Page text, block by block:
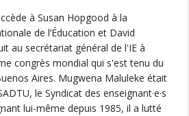
à Susan Hopgood à la
de l’Éducation et David
au secrétariat général de l'IE à
congrès mondial qui s'est tenu du
Aires. Mugwena Maluleke était
le Syndicat des enseignant·e·s
lui-même depuis 1985, il a lutté